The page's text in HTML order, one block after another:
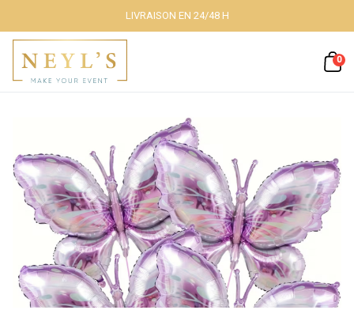
Fermer
Nos packs
Décoration
lumineuse
Décoration à
LIVRAISON EN 24/48 H
0